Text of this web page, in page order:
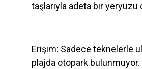
taşlarıyla adeta bir yeryüzü
Erişim: Sadece teknelerle
plajda otopark bulunmuyor.